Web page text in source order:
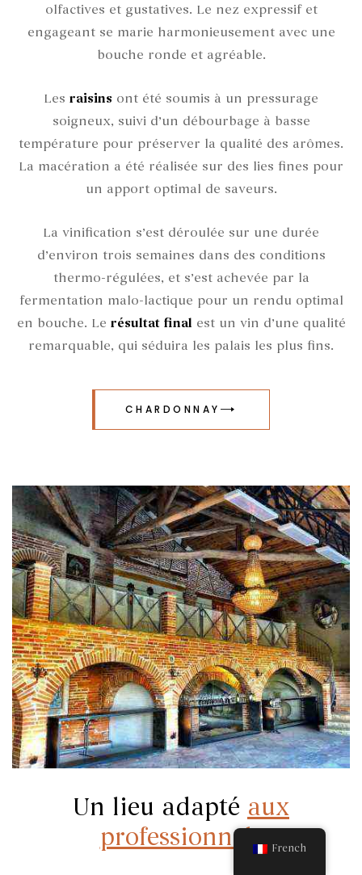
olfactives et gustatives. Le nez expressifet
engageantse marie harmonieusementavec une
bouche ronde et agréable.
Les raisins ont été soumis à un pressurage
soigneux, suivi d’un débourbage à basse
température pour préserver la qualité des arômes.
La macération a été réalisée sur des lies fines pour
un apport optimal de saveurs.
La vinification s’est déroulée sur une durée
d’environ trois semaines dans des conditions
thermo-régulées, et s’est achevée par la
fermentation malo-lactique pour un rendu optimal
en bouche. Le résultat final est un vin d’une qualité
remarquable, qui séduira les palais les plus fins.
CHARDONNAY
Un lieu adapté aux
professionnels
French